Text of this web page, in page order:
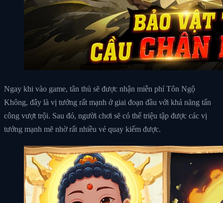
Ngay khi vào game, tân thủ sẽ được nhận miễn phí Tôn Ngộ
Không, đây là vị tướng rất mạnh ở giai đoạn đầu với khả năng tấn
công vượt trội. Sau đó, người chơi sẽ có thể triệu tập được các vị
tướng mạnh mẽ nhờ rất nhiều vé quay kiếm được.